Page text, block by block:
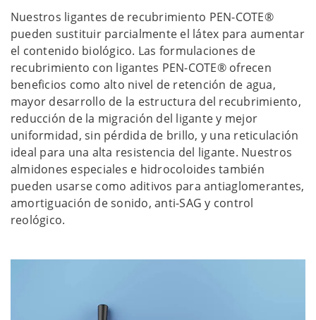
Nuestros ligantes de recubrimiento PEN-COTE®
pueden sustituir parcialmente el látex para aumentar
el contenido biológico. Las formulaciones de
recubrimiento con ligantes PEN-COTE® ofrecen
beneficios como alto nivel de retención de agua,
mayor desarrollo de la estructura del recubrimiento,
reducción de la migración del ligante y mejor
uniformidad, sin pérdida de brillo, y una reticulación
ideal para una alta resistencia del ligante. Nuestros
almidones especiales e hidrocoloides también
pueden usarse como aditivos para antiaglomerantes,
amortiguación de sonido, anti-SAG y control
reológico.